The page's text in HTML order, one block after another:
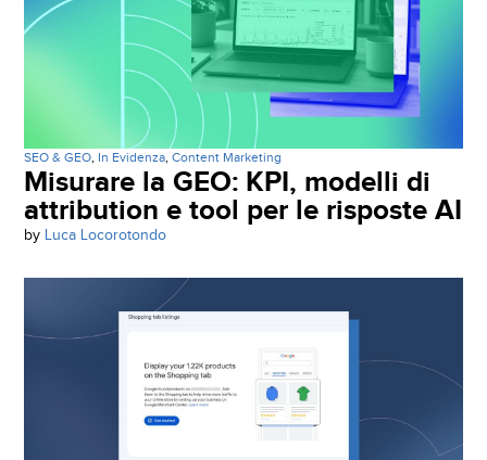
SEO & GEO, In Evidenza,Content Marketing
Misurare la GEO: KPI, modelli di
attribution e tool per le risposte AI
by Luca Locorotondo